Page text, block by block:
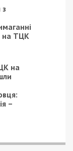
на ТЦК
на
–